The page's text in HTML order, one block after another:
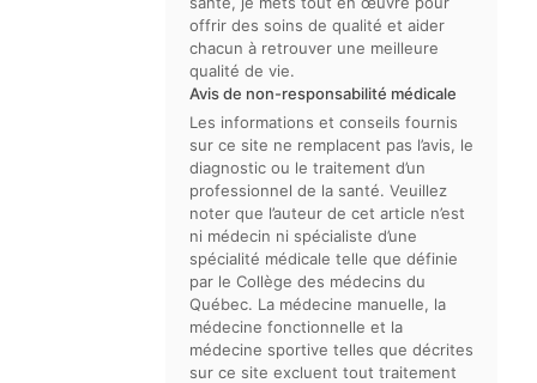
offrir des soins de qualité et aider
chacun à retrouver une meilleure
qualité de vie.
Avis de non-responsabilité médicale
Les informations et conseils fournis
sur ce site ne remplacent pas l’avis, le
diagnostic ou le traitement d’un
professionnel de la santé. Veuillez
noter que l’auteur de cet article n’est
ni médecin ni spécialiste d’une
spécialité médicale telle que définie
par le Collège des médecins du
Québec. La médecine manuelle, la
médecine fonctionnelle et la
médecine sportive telles que décrites
sur ce site excluent tout traitement